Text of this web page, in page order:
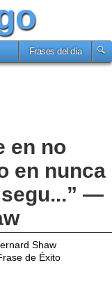
Frases del día
en no
en nunca
—
Shaw
de Éxito